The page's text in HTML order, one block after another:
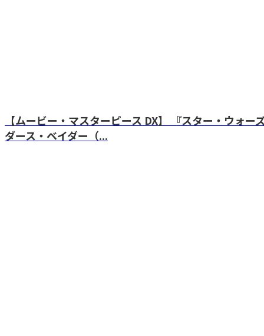
【ムービー・マスターピース DX】 『スター・ウォ
ダース・ベイダー（...